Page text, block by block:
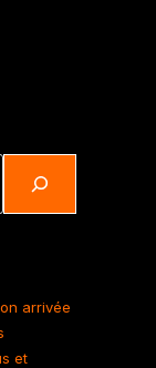
arrivée
et